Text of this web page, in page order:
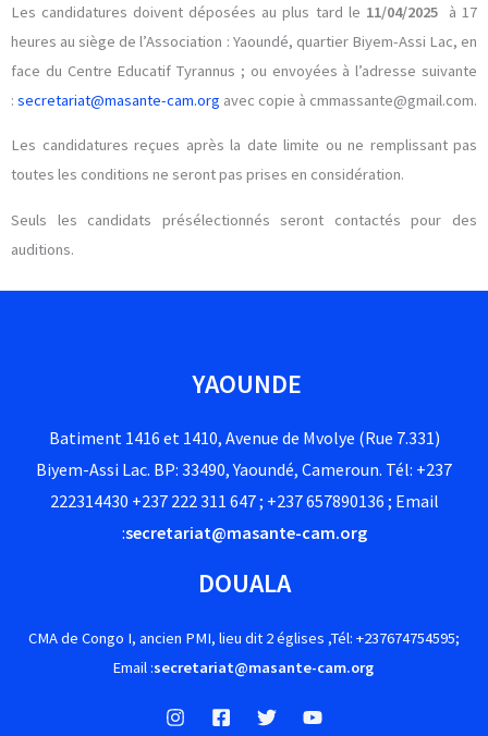
Les candidatures doivent déposées au plus tard le 11/04/2025 à 17
heures au siège de l’Association : Yaoundé, quartier Biyem-Assi Lac, en
face du Centre Educatif Tyrannus ; ou envoyées à l’adresse suivante
: secretariat@masante-cam.org avec copie à cmmassante@gmail.com.
Les candidatures reçues après la date limite ou ne remplissant pas
toutes les conditions ne seront pas prises en considération.
Seuls les candidats présélectionnés seront contactés pour des
auditions.
YAOUNDE
Batiment 1416 et 1410, Avenue de Mvolye (Rue 7.331)
Biyem-Assi Lac. BP: 33490, Yaoundé, Cameroun. Tél: +237
222314430 +237 222 311 647 ; +237 657890136 ; Email
:secretariat@masante-cam.org
DOUALA
CMA de Congo I, ancien PMI, lieu dit 2 églises ,Tél: +237674754595;
Email :secretariat@masante-cam.org